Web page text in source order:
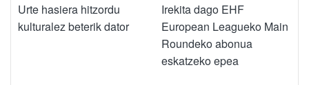
Urte hasiera hitzordu
kulturalez beterik dator
Irekita dago EHF
European Leagueko Main
Roundeko abonua
eskatzeko epea